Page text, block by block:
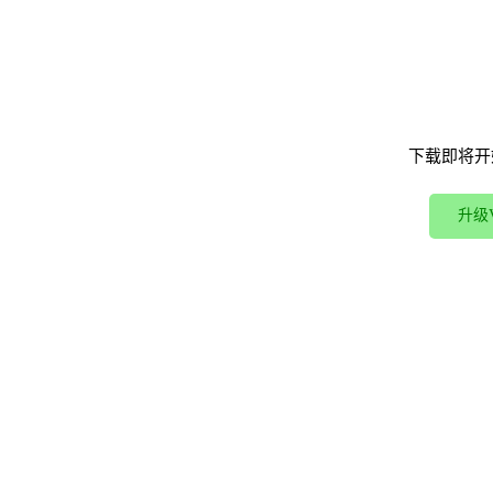
下载即将
升级